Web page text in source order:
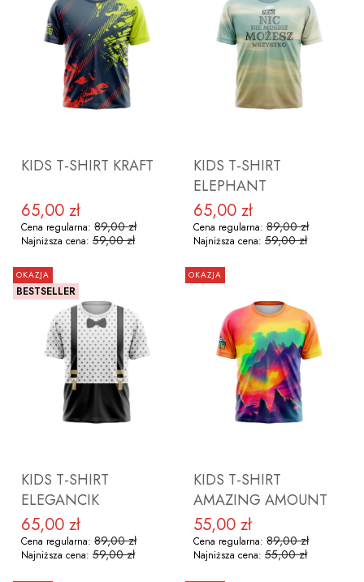
ZOBACZ PRODUKT ZOBACZ PRODUKT
KIDS T-SHIRT KRAFT
Cena promocyjna
65,00 zł
Cena regularna: 89,00 zł
Najniższa cena: 59,00 zł
ZOBACZ PRODUKT
KIDS T-SHIRT
ELEPHANT
Cena promocyjna
65,00 zł
Cena regularna: 89,00 zł
Najniższa cena: 59,00 zł
ZOBACZ PRODUKT
OKAZJA
BESTSELLER
KIDS T-SHIRT
ELEGANCIK
Cena promocyjna
65,00 zł
Cena regularna: 89,00 zł
Najniższa cena: 59,00 zł
OKAZJA
KIDS T-SHIRT
AMAZING AMOUNT
Cena promocyjna
55,00 zł
Cena regularna: 89,00 zł
Najniższa cena: 55,00 zł